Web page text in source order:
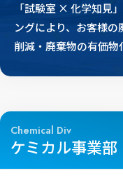
「試験室 × 化学知見
ングにより、 お客様の
削減・廃棄物の有価
Chemical Div
ケミカル事業部